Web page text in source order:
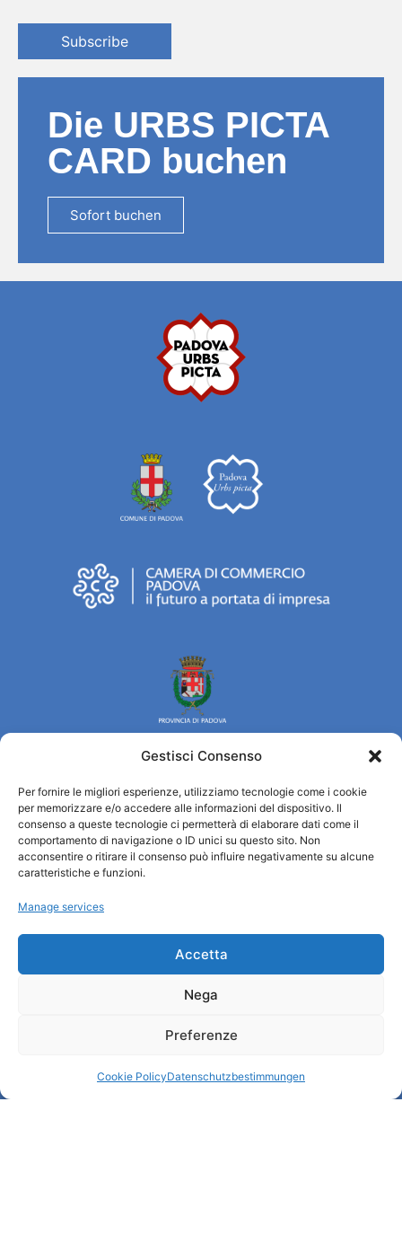
Gestisci Consenso
Per fornire le migliori esperienze, utilizziamo tecnologie come i cookie
per memorizzare e/o accedere alle informazioni del dispositivo. Il
consenso a queste tecnologie ci permetterà di elaborare dati come il
comportamento di navigazione o ID unici su questo sito. Non
acconsentire o ritirare il consenso può influire negativamente su alcune
caratteristiche e funzioni.
Manage services
Accetta
Nega
Preferenze
Cookie PolicyDatenschutzbestimmungen
Subscribe
Die URBS PICTA
CARD buchen
Sofort buchen
Turismo Padova
Wer sind wir
Informationsbüro und touristenempfang / IAT
Cookie Policy (UE)
Nützliche Dienstleistungen